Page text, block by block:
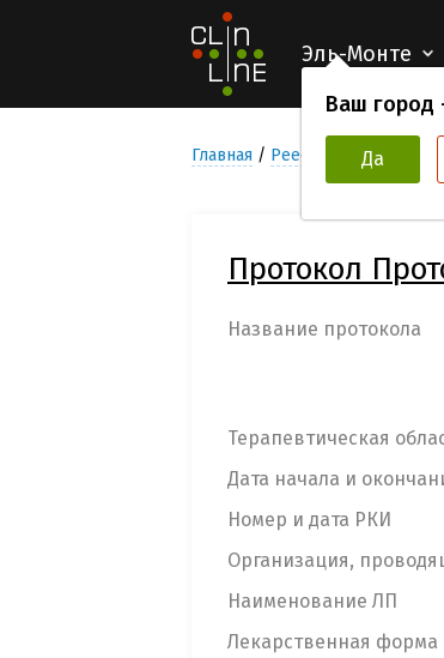
Эль-Монте
Ваш город
Да
Главная Реестр Клинических
Протокол
Название протокола
Терапевтическая
Дата начала и
Номер и дата РКИ
Организация,
Наименование ЛП
Лекарственная форма